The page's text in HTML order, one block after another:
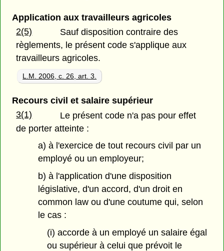
Application aux travailleurs agricoles
2(5)
Sauf disposition contraire des
règlements, le présent code s'applique aux
travailleurs agricoles.
L.M. 2006, c. 26, art. 3.
Recours civil et salaire supérieur
3(1)
Le présent code n'a pas pour effet
de porter atteinte :
a) à l'exercice de tout recours civil par un
employé ou un employeur;
b) à l'application d'une disposition
législative, d'un accord, d'un droit en
common law ou d'une coutume qui, selon
le cas :
(i) accorde à un employé un salaire égal
ou supérieur à celui que prévoit le